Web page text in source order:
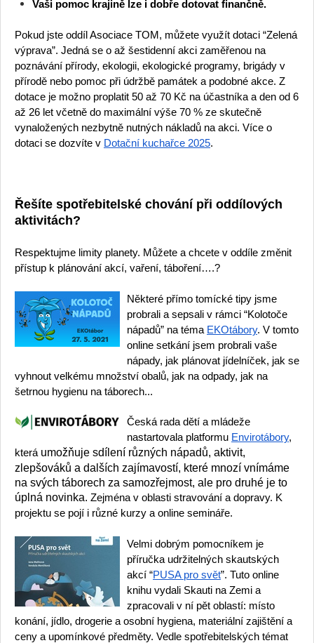
Vaši pomoc krajině lze i dobře dotovat finančně.
Pokud jste oddíl Asociace TOM, můžete využít dotaci “Zelená
výprava”. Jedná se o až šestidenní akci zaměřenou na
poznávání přírody, ekologii, ekologické programy, brigády v
přírodě nebo pomoc při údržbě památek a podobné akce. Z
dotace je možno proplatit 50 až 70 Kč na účastníka a den od 6
až 26 let včetně do maximální výše 70 % ze skutečně
vynaložených nezbytně nutných nákladů na akci. Více o
dotaci se dozvíte v Dotační kuchařce 2025.
Řešíte spotřebitelské chování při oddílových
aktivitách?
Respektujme limity planety. Můžete a chcete v oddíle změnit
přístup k plánování akcí, vaření, táboření….?
Některé přímo tomícké tipy jsme
probrali a sepsali v rámci “Kolotoče
nápadů” na téma EKOtábory. V tomto
online setkání jsem probrali vaše
nápady, jak plánovat jídelníček, jak se
vyhnout velkému množství obalů, jak na odpady, jak na
šetrnou hygienu na táborech...
Česká rada dětí a mládeže
nastartovala platformu Envirotábory,
která umožňuje sdílení různých nápadů, aktivit,
zlepšováků a dalších zajímavostí, které mnozí vnímáme
na svých táborech za samozřejmost, ale pro druhé je to
úplná novinka. Zejména v oblasti stravování a dopravy. K
projektu se pojí i různé kurzy a online semináře.
Velmi dobrým pomocníkem je
příručka udržitelných skautských
akcí “PUSA pro svět”. Tuto online
knihu vydali Skauti na Zemi a
zpracovali v ní pět oblastí: místo
konání, jídlo, drogerie a osobní hygiena, materiální zajištění a
ceny a upomínkové předměty. Vedle spotřebitelských témat